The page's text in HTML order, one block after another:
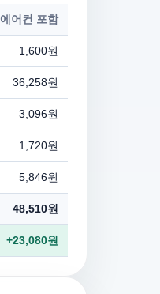
에어컨 포함
1,600원
36,258원
3,096원
1,720원
5,846원
48,510원
+23,080원